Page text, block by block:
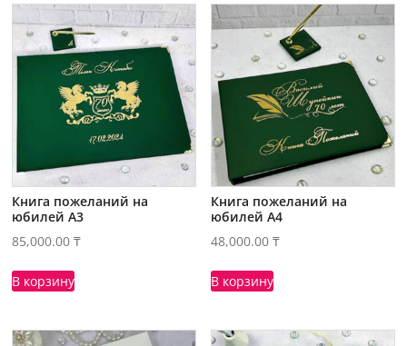
Книга пожеланий на
юбилей А3
85,000.00₸
В корзину
Книга пожеланий на
юбилей А4
48,000.00₸
В корзину